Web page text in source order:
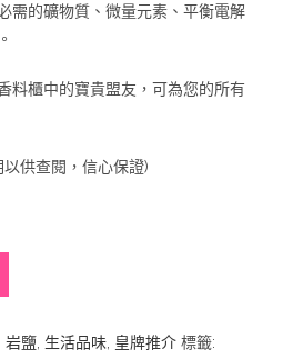
需的礦物質、微量元素、平衡電解
料櫃中的寶貴盟友，可為您的所有
供查閱，信心保證)
,岩鹽 生活品味 皇牌推介 標籤: